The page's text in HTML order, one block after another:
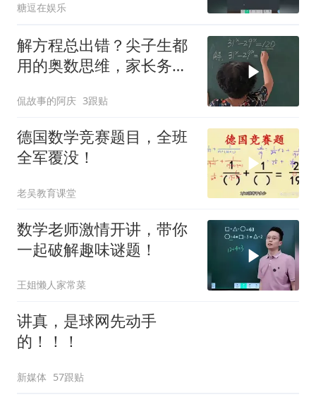
糖逗在娱乐
解方程总出错？尖子生都
用的奥数思维，家长务必
侃故事的阿庆 3跟贴
德国数学竞赛题目，全班
全军覆没！
老吴教育课堂
数学老师激情开讲，带你
一起破解趣味谜题！
王姐懒人家常菜
讲真，是球网先动手
的！！！
新媒体 57跟贴